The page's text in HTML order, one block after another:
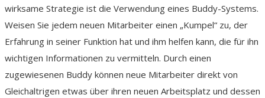
wirksame Strategie ist die Verwendung eines Buddy-Systems.
Weisen Sie jedem neuen Mitarbeiter einen „Kumpel“ zu, der
Erfahrung in seiner Funktion hat und ihm helfen kann, die für ihn
wichtigen Informationen zu vermitteln. Durch einen
zugewiesenen Buddy können neue Mitarbeiter direkt von
Gleichaltrigen etwas über ihren neuen Arbeitsplatz und dessen